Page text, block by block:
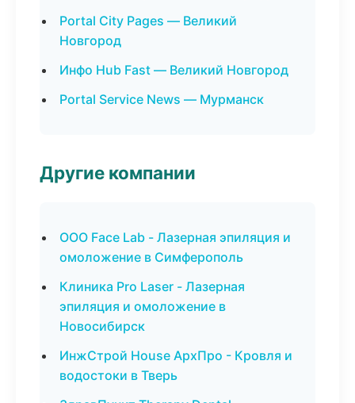
Portal City Pages — Великий
Новгород
Инфо Hub Fast — Великий Новгород
Portal Service News — Мурманск
Другие компании
ООО Face Lab - Лазерная эпиляция и
омоложение в Симферополь
Клиника Pro Laser - Лазерная
эпиляция и омоложение в
Новосибирск
ИнжСтрой House АрхПро - Кровля и
водостоки в Тверь